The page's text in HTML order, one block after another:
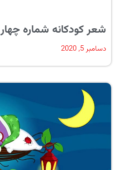
شعر کودکانه شماره چهار
دسامبر 5, 2020